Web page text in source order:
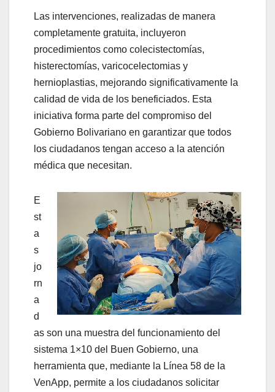
Las intervenciones, realizadas de manera
completamente gratuita, incluyeron
procedimientos como colecistectomías,
histerectomías, varicocelectomias y
hernioplastias, mejorando significativamente la
calidad de vida de los beneficiados. Esta
iniciativa forma parte del compromiso del
Gobierno Bolivariano en garantizar que todos
los ciudadanos tengan acceso a la atención
médica que necesitan.
E
st
a
s
jo
rn
a
d
as son una muestra del funcionamiento del
sistema 1×10 del Buen Gobierno, una
herramienta que, mediante la Línea 58 de la
VenApp, permite a los ciudadanos solicitar